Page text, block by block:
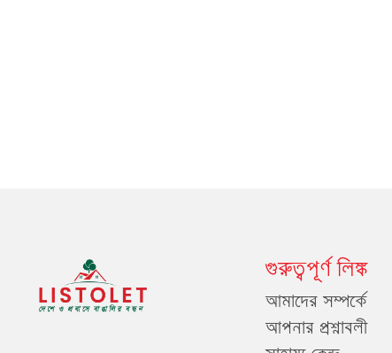
গুরুত্বপূর্ণ লিঙ্ক
আমাদের সম্পর্কে
আপনার প্রশ্নাবলী